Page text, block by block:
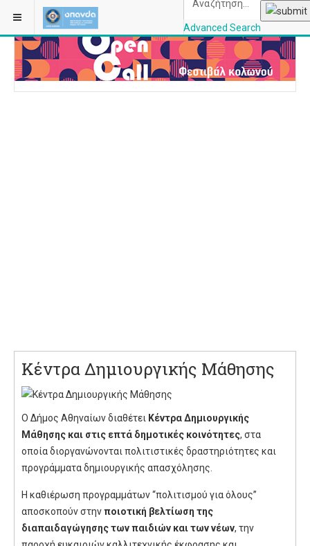
Advanced Search
ΒΡΊΣΚΕΣΤΕ ΕΔΏ: ΑΡΧΙΚΉ
Κέντρα Δημιουργικής Μάθησης
Ο Δήμος Αθηναίων διαθέτει Κέντρα Δημιουργικής
Μάθησης και στις επτά δημοτικές κοινότητες, στα
οποία διοργανώνονται πολιτιστικές δραστηριότητες και
προγράμματα δημιουργικής απασχόλησης.
Η καθιέρωση προγραμμάτων “πολιτισμού για όλους”
αποσκοπούν στηνποιοτική βελτίωση της
διαπαιδαγώγησης των παιδιών και των νέων, την